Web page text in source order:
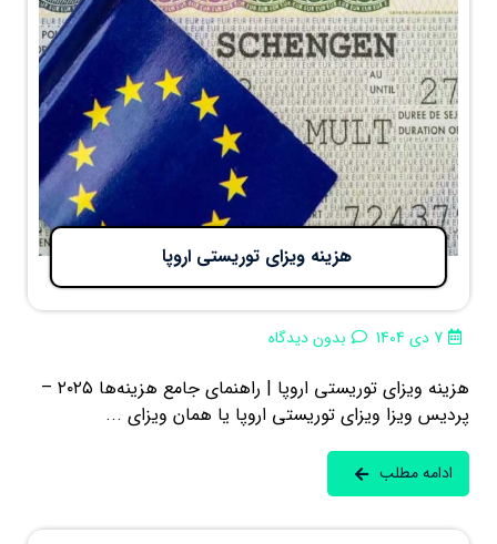
هزینه ویزای توریستی اروپا
7 دی 1404 بدون دیدگاه
هزینه ویزای توریستی اروپا | راهنمای جامع هزینه‌ها ۲۰۲۵ –
پردیس ویزا ویزای توریستی اروپا یا همان ویزای ...
ادامه مطلب